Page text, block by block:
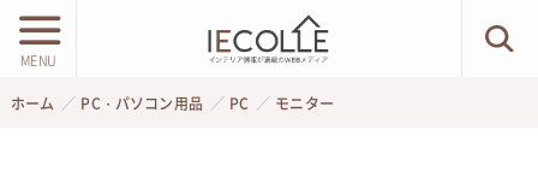
MENU
ホーム PC・パソコン用品 PC モニター